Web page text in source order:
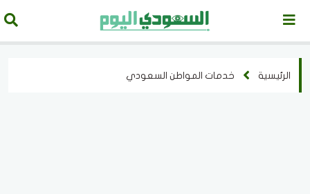
الرئيسية خدمات المواطن السعودي